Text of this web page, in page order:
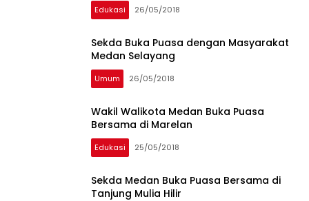
Edukasi 26/05/2018
Sekda Buka Puasa dengan Masyarakat
Medan Selayang
Umum 26/05/2018
Wakil Walikota Medan Buka Puasa
Bersama di Marelan
Edukasi 25/05/2018
Sekda Medan Buka Puasa Bersama di
Tanjung Mulia Hilir